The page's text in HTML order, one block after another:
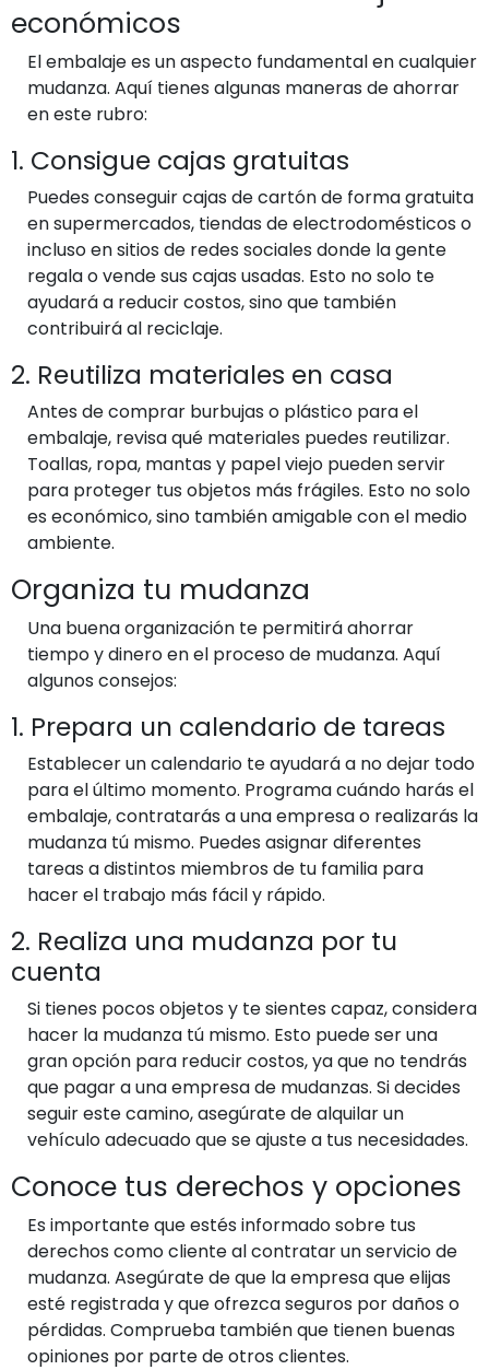
económicos
El embalaje es un aspecto fundamental en cualquier
mudanza. Aquí tienes algunas maneras de ahorrar
en este rubro:
1. Consigue cajas gratuitas
Puedes conseguir cajas de cartón de forma gratuita
en supermercados, tiendas de electrodomésticos o
incluso en sitios de redes sociales donde la gente
regala o vende sus cajas usadas. Esto no solo te
ayudará a reducir costos, sino que también
contribuirá al reciclaje.
2. Reutiliza materiales en casa
Antes de comprar burbujas o plástico para el
embalaje, revisa qué materiales puedes reutilizar.
Toallas, ropa, mantas y papel viejo pueden servir
para proteger tus objetos más frágiles. Esto no solo
es económico, sino también amigable con el medio
ambiente.
Organiza tu mudanza
Una buena organización te permitirá ahorrar
tiempo y dinero en el proceso de mudanza. Aquí
algunos consejos:
1. Prepara un calendario de tareas
Establecer un calendario te ayudará a no dejar todo
para el último momento. Programa cuándo harás el
embalaje, contratarás a una empresa o realizarás la
mudanza tú mismo. Puedes asignar diferentes
tareas a distintos miembros de tu familia para
hacer el trabajo más fácil y rápido.
2. Realiza una mudanza por tu
cuenta
Si tienes pocos objetos y te sientes capaz, considera
hacer la mudanza tú mismo. Esto puede ser una
gran opción para reducir costos, ya que no tendrás
que pagar a una empresa de mudanzas. Si decides
seguir este camino, asegúrate de alquilar un
vehículo adecuado que se ajuste a tus necesidades.
Conoce tus derechos y opciones
Es importante que estés informado sobre tus
derechos como cliente al contratar un servicio de
mudanza. Asegúrate de que la empresa que elijas
esté registrada y que ofrezca seguros por daños o
pérdidas. Comprueba también que tienen buenas
opiniones por parte de otros clientes.